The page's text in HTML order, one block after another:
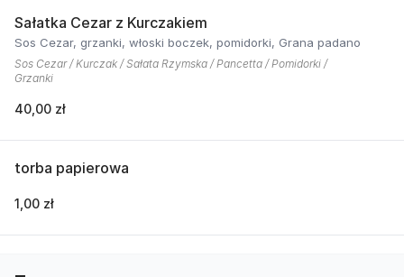
Sałatka Cezar z Kurczakiem
Sos Cezar, grzanki, włoski boczek, pomidorki, Grana padano
Sos Cezar / Kurczak / Sałata Rzymska / Pancetta / Pomidorki /
Grzanki
40,00 zł
torba papierowa
1,00 zł